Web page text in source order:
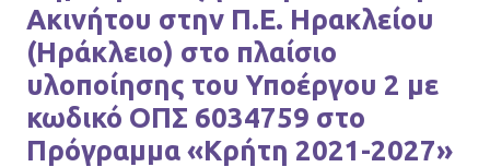
Ακινήτου στην Π.Ε. Ηρακλείου
(Ηράκλειο) στο πλαίσιο
υλοποίησης του Υποέργου 2 με
κωδικό ΟΠΣ 6034759 στο
Πρόγραμμα «Κρήτη 2021-2027»